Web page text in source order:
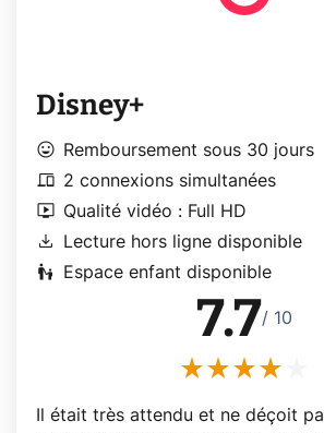
Disney+
mood Remboursement sous 30 jours
devices 2 connexions simultanées
live_tv Qualité vidéo : Full HD
download Lecture hors ligne disponible
escalator_warning Espace enfant disponible
7.7/ 10
Il était très attendu et ne déçoit